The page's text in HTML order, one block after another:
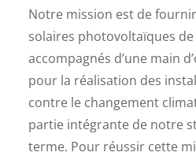
Notre mission est de
solaires photovoltaïques
accompagnés d’une main
pour la réalisation des
contre le changement
partie intégrante de notre
terme. Pour réussir cette